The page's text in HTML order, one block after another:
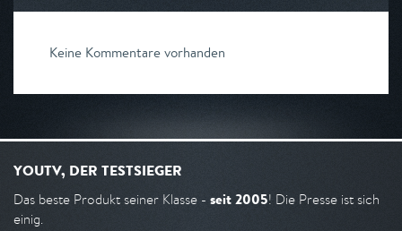
Keine Kommentare vorhanden
YOUTV, DER TESTSIEGER
Das beste Produkt seiner Klasse - seit 2005! Die Presse ist sich
einig.